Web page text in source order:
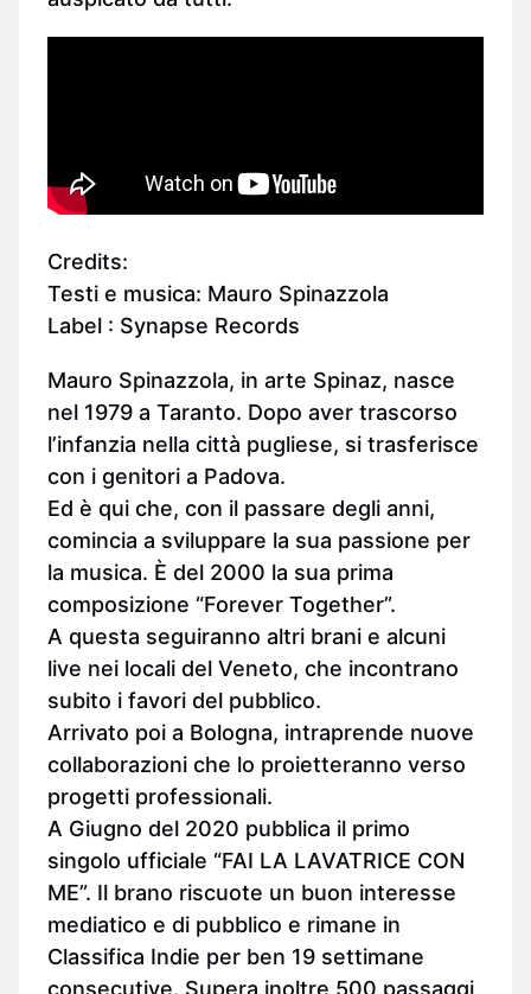
Credits:
Testi e musica: Mauro Spinazzola
Label : Synapse Records
Mauro Spinazzola, in arte Spinaz, nasce
nel 1979 a Taranto. Dopo aver trascorso
l’infanzia nella città pugliese, si trasferisce
con i genitori a Padova.
Ed è qui che, con il passare degli anni,
comincia a sviluppare la sua passione per
la musica. È del 2000 la sua prima
composizione “Forever Together”.
A questa seguiranno altri brani e alcuni
live nei locali del Veneto, che incontrano
subito i favori del pubblico.
Arrivato poi a Bologna, intraprende nuove
collaborazioni che lo proietteranno verso
progetti professionali.
A Giugno del 2020 pubblica il primo
singolo ufficiale “FAI LA LAVATRICE CON
ME”. Il brano riscuote un buon interesse
mediatico e di pubblico e rimane in
Classifica Indie per ben 19 settimane
consecutive. Supera inoltre 500 passaggi